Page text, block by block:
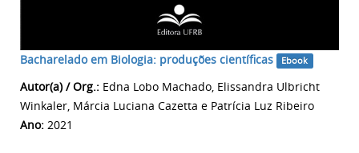
Bacharelado em Biologia: produções científicas Ebook
Autor(a) / Org.: Edna Lobo Machado, Elissandra Ulbricht
Winkaler, Márcia Luciana Cazetta e Patrícia Luz Ribeiro
Ano: 2021